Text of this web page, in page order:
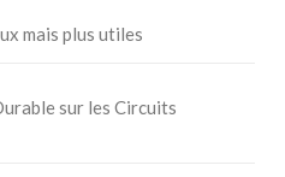
mais plus utiles
sur les Circuits